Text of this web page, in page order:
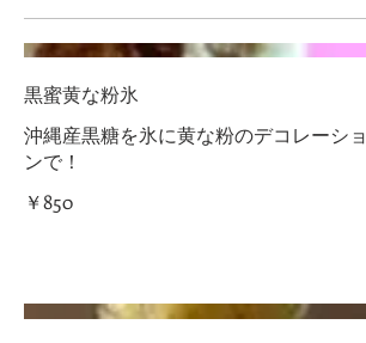
黒蜜黄な粉氷
沖縄産黒糖を氷に黄な粉のデコレーショ
ンで！
￥850